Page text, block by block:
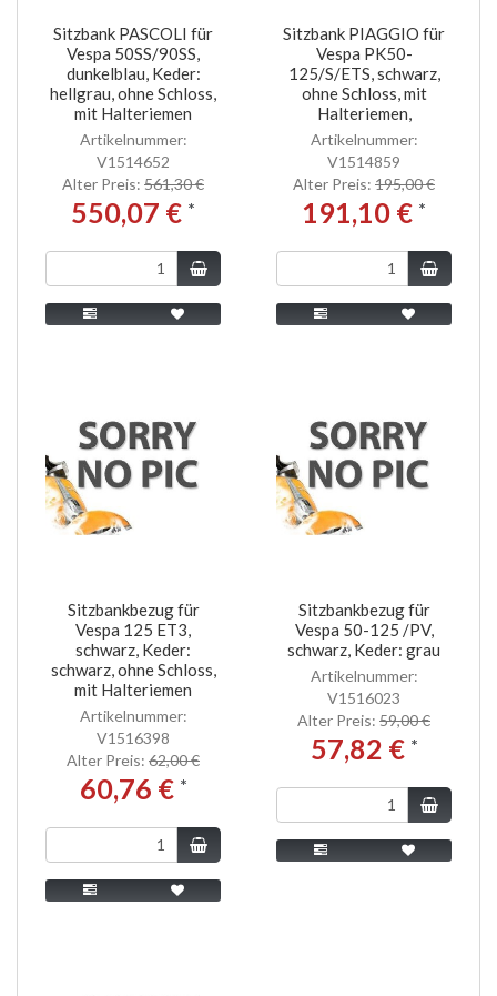
Sitzbank PASCOLI für
Vespa 50SS/90SS,
dunkelblau, Keder:
hellgrau, ohne Schloss,
mit Halteriemen
Artikelnummer:
V1514652
Alter Preis: 561,30 €
550,07 € *
Sitzbank PIAGGIO für
Vespa PK50-
125/S/ETS, schwarz,
ohne Schloss, mit
Halteriemen,
Artikelnummer:
V1514859
Alter Preis: 195,00 €
191,10 € *
Sitzbankbezug für
Vespa 125 ET3,
schwarz, Keder:
schwarz, ohne Schloss,
mit Halteriemen
Artikelnummer:
V1516398
Alter Preis: 62,00 €
60,76 € *
Sitzbankbezug für
Vespa 50-125 /PV,
schwarz, Keder: grau
Artikelnummer:
V1516023
Alter Preis: 59,00 €
57,82 € *